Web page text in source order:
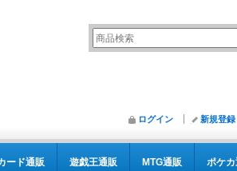
ログイン 新規登録
ード通販 遊戯王通販 MTG通販 ポケ